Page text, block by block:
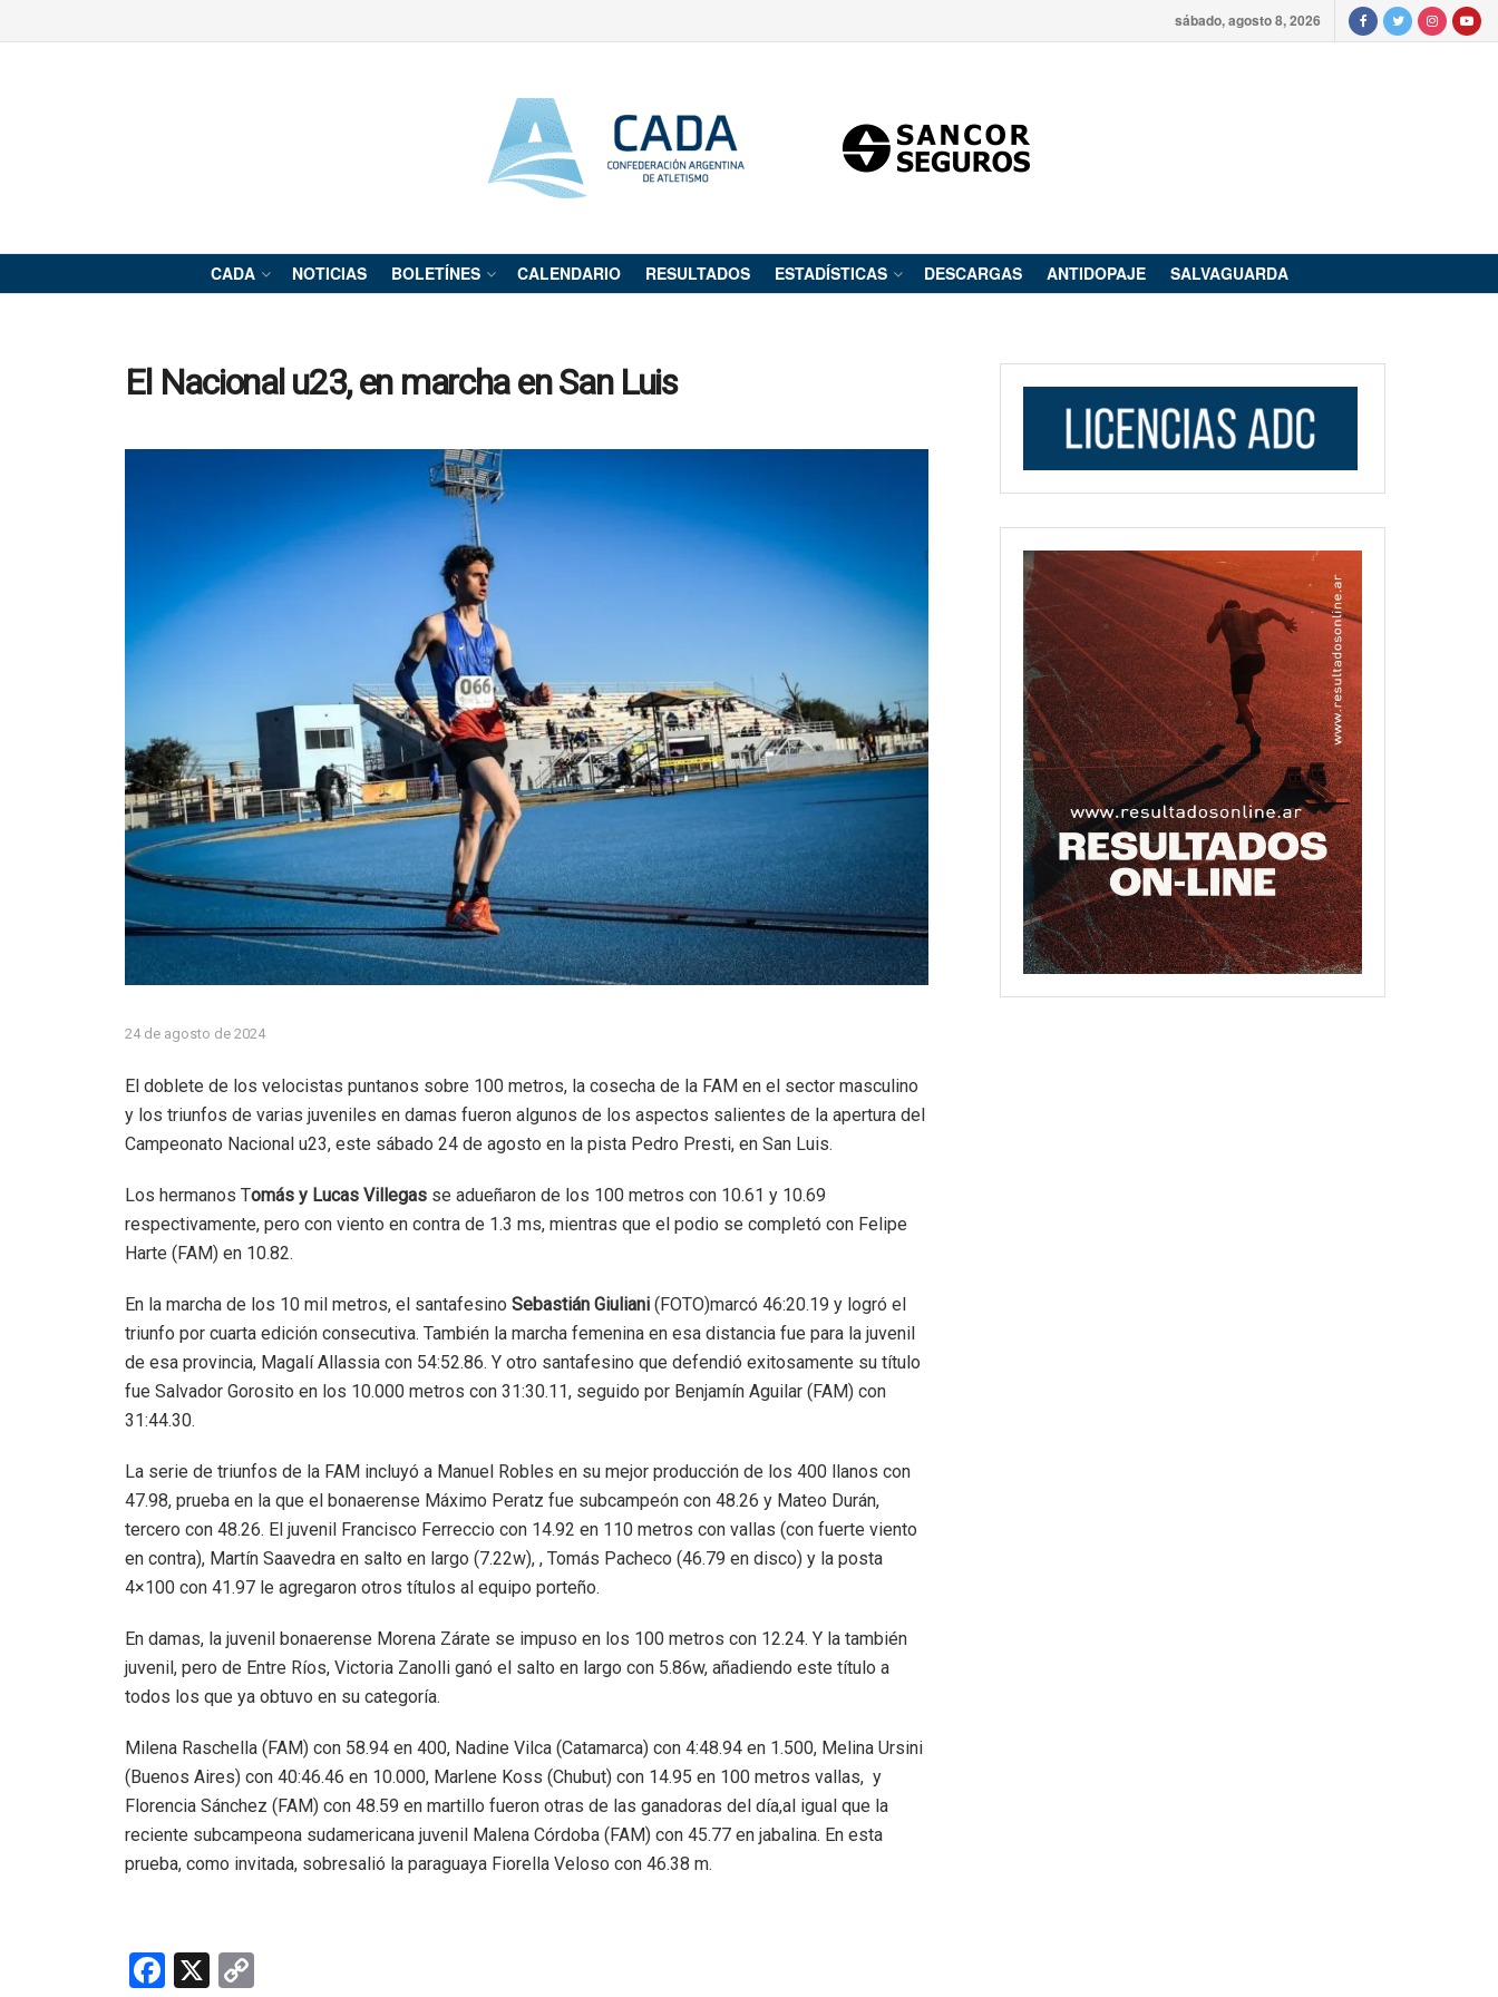
sábado, agosto 8, 2026
CADA NOTICIAS BOLETÍNES CALENDARIO RESULTADOS ESTADÍSTICAS DESCARGAS ANTIDOPAJE SALVAGUARDA
El Nacional u23, en marcha en San Luis
24 de agosto de 2024
El doblete de los velocistas puntanos sobre 100 metros, la cosecha de la FAM en el sector masculino
y los triunfos de varias juveniles en damas fueron algunos de los aspectos salientes de la apertura del
Campeonato Nacional u23, este sábado 24 de agosto en la pista Pedro Presti, en San Luis.
Los hermanos Tomás y Lucas Villegas se adueñaron de los 100 metros con 10.61 y 10.69
respectivamente, pero con viento en contra de 1.3 ms, mientras que el podio se completó con Felipe
Harte (FAM) en 10.82.
En la marcha de los 10 mil metros, el santafesinoSebastián Giuliani (FOTO)marcó 46:20.19 y logró el
triunfo por cuarta edición consecutiva. También la marcha femenina en esa distancia fue para la juvenil
de esa provincia, Magalí Allassia con 54:52.86. Y otro santafesino que defendió exitosamente su título
fue Salvador Gorosito en los 10.000 metros con 31:30.11, seguido por Benjamín Aguilar (FAM) con
31:44.30.
La serie de triunfos de la FAM incluyó a Manuel Robles en su mejor producción de los 400 llanos con
47.98, prueba en la que el bonaerense Máximo Peratz fue subcampeón con 48.26 y Mateo Durán,
tercero con 48.26. El juvenil Francisco Ferreccio con 14.92 en 110 metros con vallas (con fuerte viento
en contra), Martín Saavedra en salto en largo (7.22w), , Tomás Pacheco (46.79 en disco) y la posta
4×100 con 41.97 le agregaron otros títulos al equipo porteño.
En damas, la juvenil bonaerense Morena Zárate se impuso en los 100 metros con 12.24. Y la también
juvenil, pero de Entre Ríos, Victoria Zanolli ganó el salto en largo con 5.86w, añadiendo este título a
todos los que ya obtuvo en su categoría.
Milena Raschella (FAM) con 58.94 en 400, Nadine Vilca (Catamarca) con 4:48.94 en 1.500, Melina Ursini
(Buenos Aires) con 40:46.46 en 10.000, Marlene Koss (Chubut) con 14.95 en 100 metros vallas, y
Florencia Sánchez (FAM) con 48.59 en martillo fueron otras de las ganadoras del día,al igual que la
reciente subcampeona sudamericana juvenil Malena Córdoba (FAM) con 45.77 en jabalina. En esta
prueba, como invitada, sobresalió la paraguaya Fiorella Veloso con 46.38 m.
F
X